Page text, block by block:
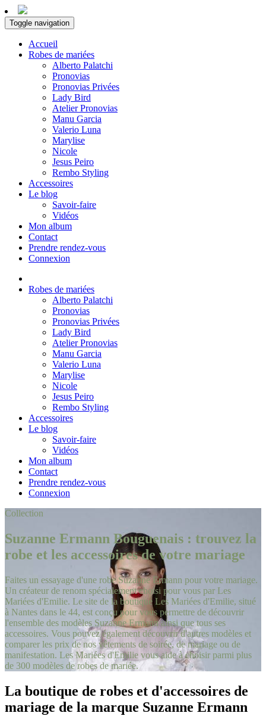
Toggle navigation
Accueil
Robes de mariées
Alberto Palatchi
Pronovias
Pronovias Privées
Lady Bird
Atelier Pronovias
Manu Garcia
Valerio Luna
Marylise
Nicole
Jesus Peiro
Rembo Styling
Accessoires
Le blog
Savoir-faire
Vidéos
Mon album
Contact
Prendre rendez-vous
Connexion
Robes de mariées
Alberto Palatchi
Pronovias
Pronovias Privées
Lady Bird
Atelier Pronovias
Manu Garcia
Valerio Luna
Marylise
Nicole
Jesus Peiro
Rembo Styling
Accessoires
Le blog
Savoir-faire
Vidéos
Mon album
Contact
Prendre rendez-vous
Connexion
Collection
Suzanne Ermann Bouguenais : trouvez la
robe et les accessoires de votre mariage
Faites un essayage d'une robe Suzanne Ermann pour votre mariage.
Un créateur de renom spécialement choisi pour vous par Les
Mariées d'Emilie. Le site de la boutique Les Mariées d'Emilie, situé
à Nantes dans le 44, est conçu pour vous permettre de découvrir
l'ensemble des modèles Suzanne Ermann ainsi que tous ses
accessoires. Vous pouvez également découvrir d'autres modèles et
comparer les prix de nos vêtements de soirée, de mariage ou de
manifestation. Les Mariées d'Emilie vous aide à choisir parmi plus
de 300 modèles de robes de mariée.
La boutique de robes et d'accessoires de
mariage de la marque Suzanne Ermann